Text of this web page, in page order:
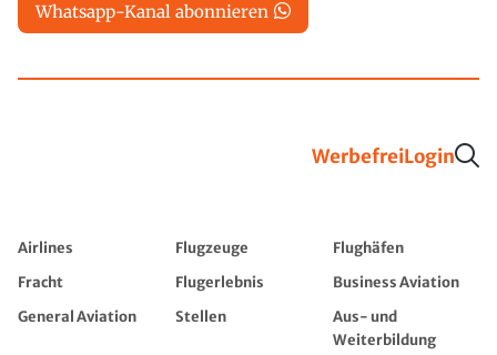
Whatsapp-Kanal abonnieren
WerbefreiLogin
Airlines Flugzeuge
Flughäfen
Fracht
Flugerlebnis
Business Aviation
General Aviation
Stellen
Aus- und
Weiterbildung